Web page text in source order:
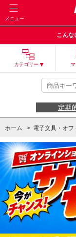
メニュー
こんな
カテゴリー
定期
ホーム > 電子文具・オフ
ホーム > 電子文具・オフ